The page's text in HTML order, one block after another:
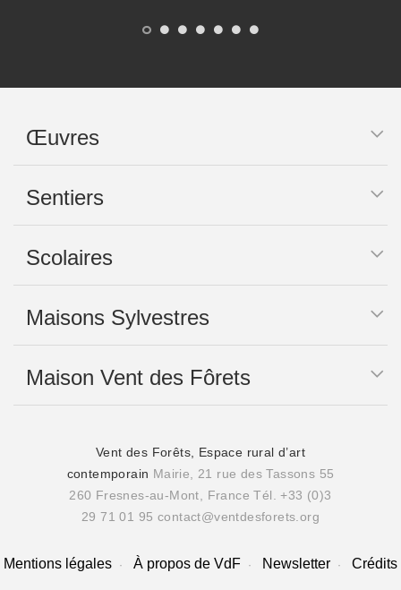
Œuvres
Sentiers
Scolaires
Maisons Sylvestres
Maison Vent des Fôrets
Vent des Forêts, Espace rural d’art
contemporain Mairie, 21 rue des Tassons 55
260 Fresnes-au-Mont, France Tél. +33 (0)3
29 71 01 95 contact@ventdesforets.org
Mentions légales À propos de VdF Newsletter Crédits